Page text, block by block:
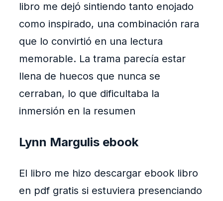
libro me dejó sintiendo tanto enojado
como inspirado, una combinación rara
que lo convirtió en una lectura
memorable. La trama parecía estar
llena de huecos que nunca se
cerraban, lo que dificultaba la
inmersión en la resumen
Lynn Margulis ebook
El libro me hizo descargar ebook libro
en pdf gratis si estuviera presenciando